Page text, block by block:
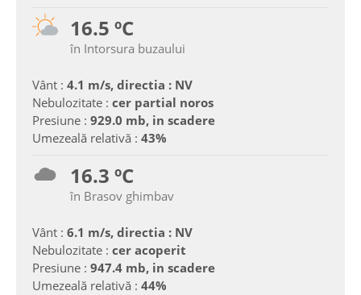
16.5 ºC
în Intorsura buzaului
Vânt : 4.1 m/s, directia : NV
Nebulozitate : cer partial noros
Presiune : 929.0 mb, in scadere
Umezeală relativă : 43%
16.3 ºC
în Brasov ghimbav
Vânt : 6.1 m/s, directia : NV
Nebulozitate : cer acoperit
Presiune : 947.4 mb, in scadere
Umezeală relativă : 44%